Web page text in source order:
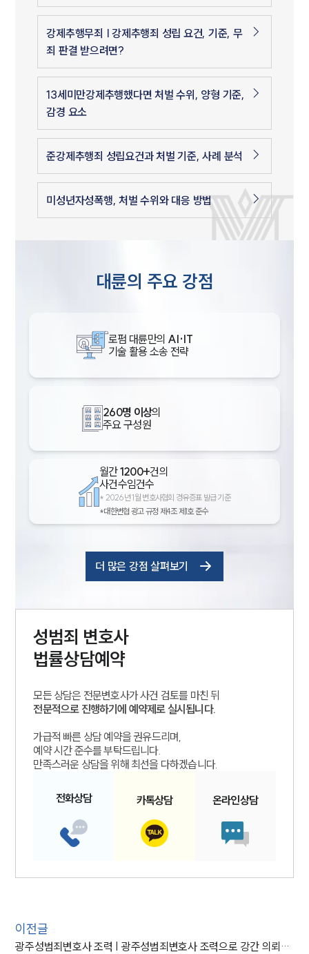
강제추행무죄 | 강제추행죄 성립 요건, 기준, 무
죄 판결 받으려면?
13세미만강제추행했다면 처벌 수위, 양형 기준,
감경 요소
준강제추행죄 성립요건과 처벌 기준, 사례 분석
미성년자성폭행, 처벌 수위와 대응 방법
대륜의 주요 강점
로펌 대륜만의 AI·IT
기술 활용 소송 전략
260명 이상의
주요 구성원
월간1200+건의
사건수임건수
* 2026년 1월 변호사협회 경유증표 발급 기준
*대한변협 광고 규정 제4조 제1호 준수
더 많은 강점 살펴보기
성범죄 변호사
법률상담예약
모든 상담은 전문변호사가 사건 검토를 마친 뒤
전문적으로 진행하기에 예약제로 실시됩니다.
가급적 빠른 상담 예약을 권유드리며,
예약 시간 준수를 부탁드립니다.
만족스러운 상담을 위해 최선을 다하겠습니다.
전화상담 카톡상담 온라인상담
이전글
광주성범죄변호사 조력 | 광주성범죄변호사 조력으로 강간 의뢰인 불송치 결정